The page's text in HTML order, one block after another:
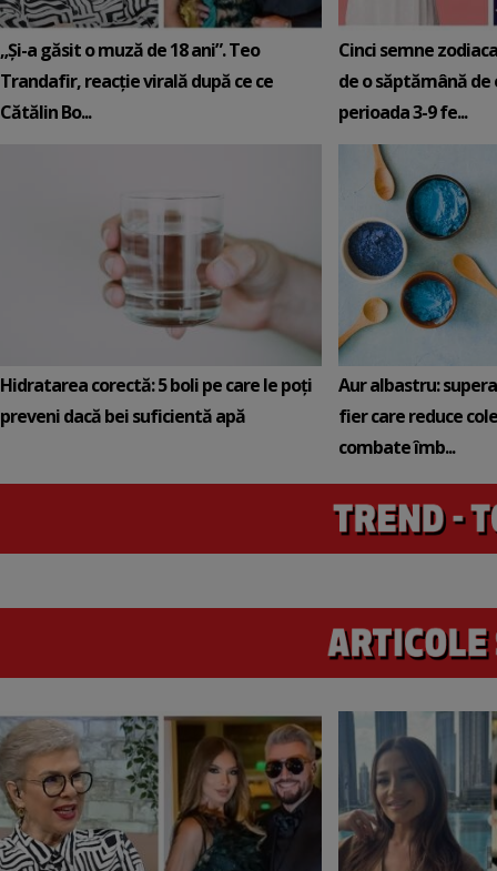
„Și-a găsit o muză de 18 ani”. Teo
Trandafir, reacție virală după ce ce
Cătălin Bo...
Cinci semne
de o săptămână de
perioada 3-9 fe...
Hidratarea corectă: 5 boli pe care le poți
preveni dacă bei suficientă apă
Aur albastru:
fier care reduce
combate îmb...